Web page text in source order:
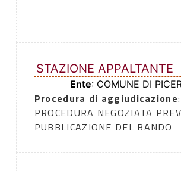
STAZIONE APPALTANTE
Ente: COMUNE DI
Procedura di aggiudicazione
PROCEDURA NEGOZIATA
PUBBLICAZIONE DEL BANDO